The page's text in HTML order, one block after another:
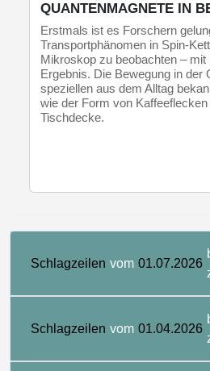
QUANTENMAGNETE IN
Erstmals ist es Forschern
Transportphänomen in Spin-
Mikroskop zu beobachten – mit
Ergebnis. Die Bewegung in der
speziellen aus dem Alltag
wie der Form von Kaffeeflecken
Tischdecke.
Schlagzeilen vom 01.07.2026
Schlagzeilen vom 01.04.2026